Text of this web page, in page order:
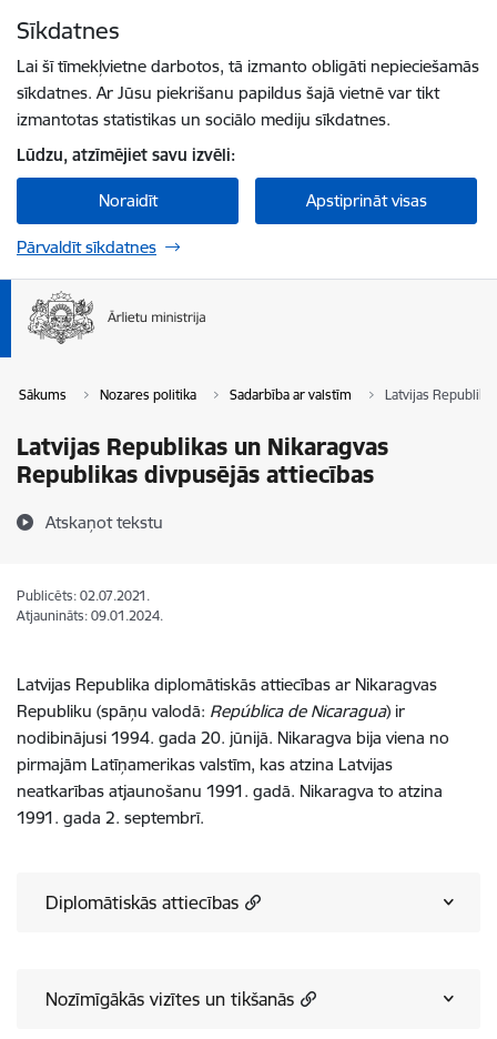
Sīkdatnes
Lai šī tīmekļvietne darbotos, tā izmanto obligāti nepieciešamās
sīkdatnes. Ar Jūsu piekrišanu papildus šajā vietnē var tikt
izmantotas statistikas un sociālo mediju sīkdatnes.
Lūdzu, atzīmējiet savu izvēli:
Noraidīt Apstiprināt visas
Pārvaldīt sīkdatnes
Sākums Nozares politika Sadarbība ar valstīm Latvijas
Latvijas Republikas un Nikaragvas
Republikas divpusējās attiecības
Atskaņot tekstu
Publicēts: 02.07.2021.
Atjaunināts: 09.01.2024.
Latvijas Republika diplomātiskās attiecības ar Nikaragvas
Republiku (spāņu valodā: República de Nicaragua) ir
nodibinājusi 1994. gada 20. jūnijā. Nikaragva bija viena no
pirmajām Latīņamerikas valstīm, kas atzina Latvijas
neatkarības atjaunošanu 1991. gadā. Nikaragva to atzina
1991. gada 2. septembrī.
Diplomātiskās attiecības
Nozīmīgākās vizītes un tikšanās